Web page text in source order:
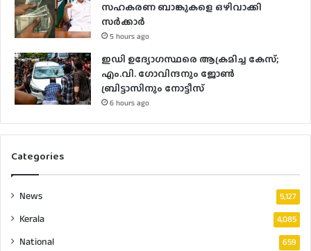
സഹകരണ ബാങ്കുകളെ ഒഴിവാക്കി
സർക്കാർ
5 hours ago
ഇഡി ഉദ്യോഗസ്ഥരെ ആക്രമിച്ച കേസ്;
എം.വി. ഗോവിന്ദനും ജോൺ
ബ്രിട്ടാസിനും നോട്ടീസ്
6 hours ago
Categories
News 5,127
Kerala 4,085
National 659